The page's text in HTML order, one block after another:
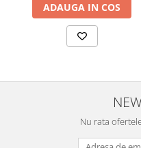
ADAUGA IN COS
Nu rata